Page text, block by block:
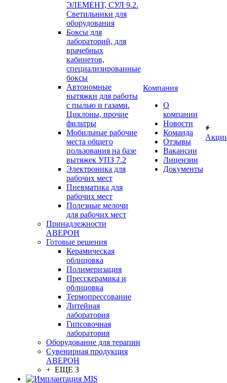
ЭЛЕМЕНТ, СУЛ 9.2.
Светильники для
оборудования
Боксы для
лабораторий, для
врачебных
кабинетов,
специализированные
боксы
Автономные
вытяжки для работы
с пылью и газами.
Циклоны, прочие
фильтры
Мобильные рабочие
места общего
пользования на базе
вытяжек УПЗ 7.2
Электроника для
рабочих мест
Пневматика для
рабочих мест
Полезные мелочи
для рабочих мест
Принадлежности
АВЕРОН
Готовые решения
Керамическая
облицовка
Полимеризация
Пресскерамика и
облицовка
Термопрессование
Литейная
лаборатория
Гипсовочная
лаборатория
Оборудование для терапии
Сувенирная продукция
АВЕРОН
+ ЕЩЕ 3
Компания
О
компании
Новости
Команда
Отзывы
Вакансии
Лицензии
Документы